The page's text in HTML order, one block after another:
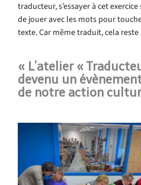
traducteur, s’essayer à cet
de jouer avec les mots pour
texte. Car même traduit, cela
« L’atelier «
devenu un
de notre action